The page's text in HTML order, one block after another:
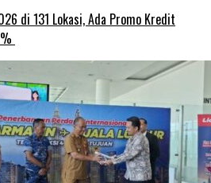
di 131 Lokasi, Ada Promo Kredit